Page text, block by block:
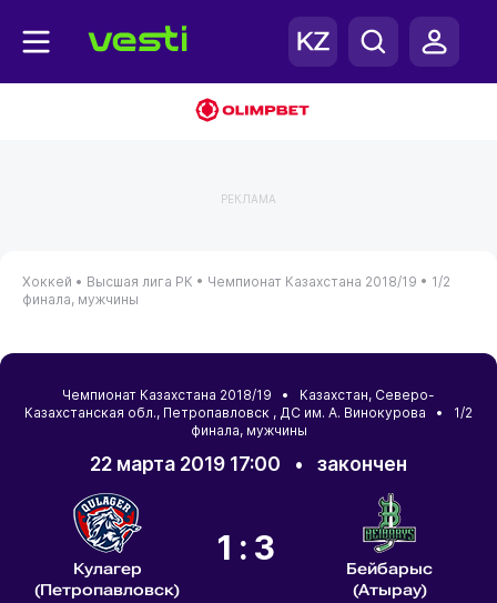
РЕКЛАМА
Хоккей • Высшая лига РК • Чемпионат Казахстана 2018/19 • 1/2
финала, мужчины
Чемпионат Казахстана 2018/19 • Казахстан, Северо-
Казахстанская обл., Петропавловск , ДС им. А. Винокурова • 1/2
финала, мужчины
22 марта 2019 17:00 • закончен
Кулагер
(Петропавловск)
1:3
Бейбарыс
(Атырау)